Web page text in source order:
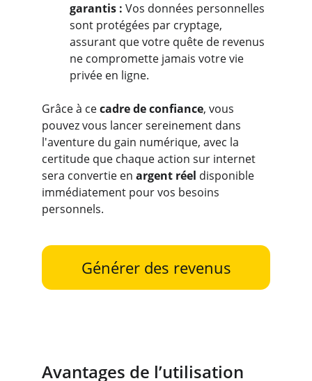
garantis : Vos données personnelles
sont protégées par cryptage,
assurant que votre quête de revenus
ne compromette jamais votre vie
privée en ligne.
Grâce à ce cadre de confiance, vous
pouvez vous lancer sereinement dans
l'aventure du gain numérique, avec la
certitude que chaque action sur internet
sera convertie en argent réel disponible
immédiatement pour vos besoins
personnels.
Générer des revenus
Avantages de l’utilisation